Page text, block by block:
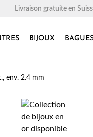
Livraison gratuite en
BIJOUX
env. 2.4 mm